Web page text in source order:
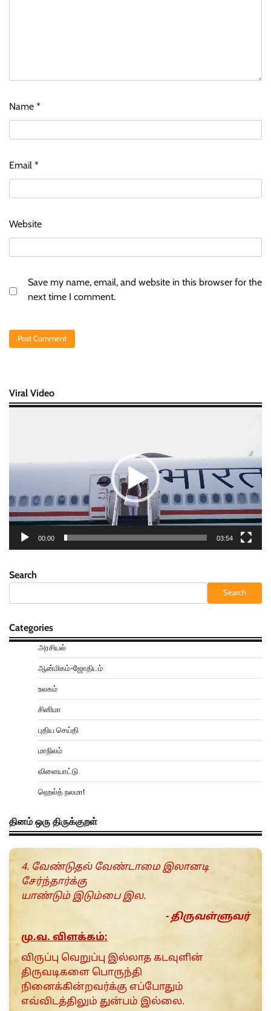
Name *
Email *
Website
Save my name, email, and website in this browser for the
next time I comment.
Viral Video
00:00 03:54
Search
Search
Categories
அரசியல்
ஆன்மிகம்-ஜோதிடம்
உலகம்
சினிமா
புதிய செய்தி
மாநிலம்
விளையாட்டு
ஹெல்த் நலமா!
தினம் ஒரு திருக்குறள்
4. வேண்டுதல் வேண்டாமை இலானடி
சேர்ந்தார்க்கு
யாண்டும் இடும்பை இல.
- திருவள்ளுவர்
மு.வ. விளக்கம்:
விருப்பு வெறுப்பு இல்லாத கடவுளின்
திருவடிகளை பொருந்தி
நினைக்கின்றவர்க்கு எப்போதும்
எவ்விடத்திலும் துன்பம் இல்லை.